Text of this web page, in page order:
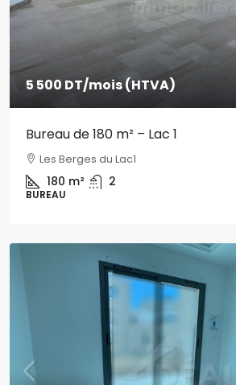
5 500 DT/mois (HTVA)
Bureau de 180 m² – Lac 1
Les Berges du Lac1
180 m² 2
BUREAU